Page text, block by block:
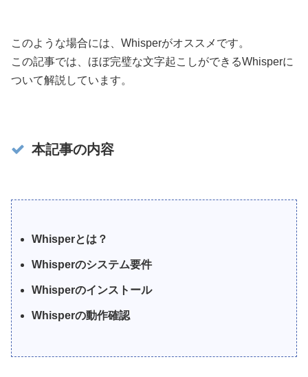
このような場合には、Whisperがオススメです。
この記事では、ほぼ完璧な文字起こしができるWhisperに
ついて解説しています。
本記事の内容
Whisperとは？
Whisperのシステム要件
Whisperのインストール
Whisperの動作確認